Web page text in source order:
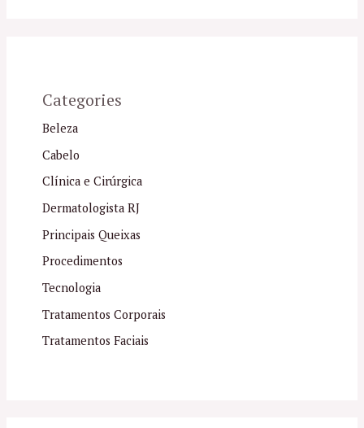
Categories
Beleza
Cabelo
Clínica e Cirúrgica
Dermatologista RJ
Principais Queixas
Procedimentos
Tecnologia
Tratamentos Corporais
Tratamentos Faciais